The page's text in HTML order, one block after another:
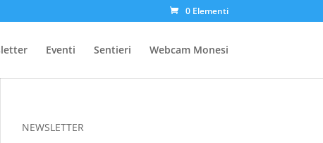
0 Elementi
Eventi Sentieri Webcam Monesi
NEWSLETTER